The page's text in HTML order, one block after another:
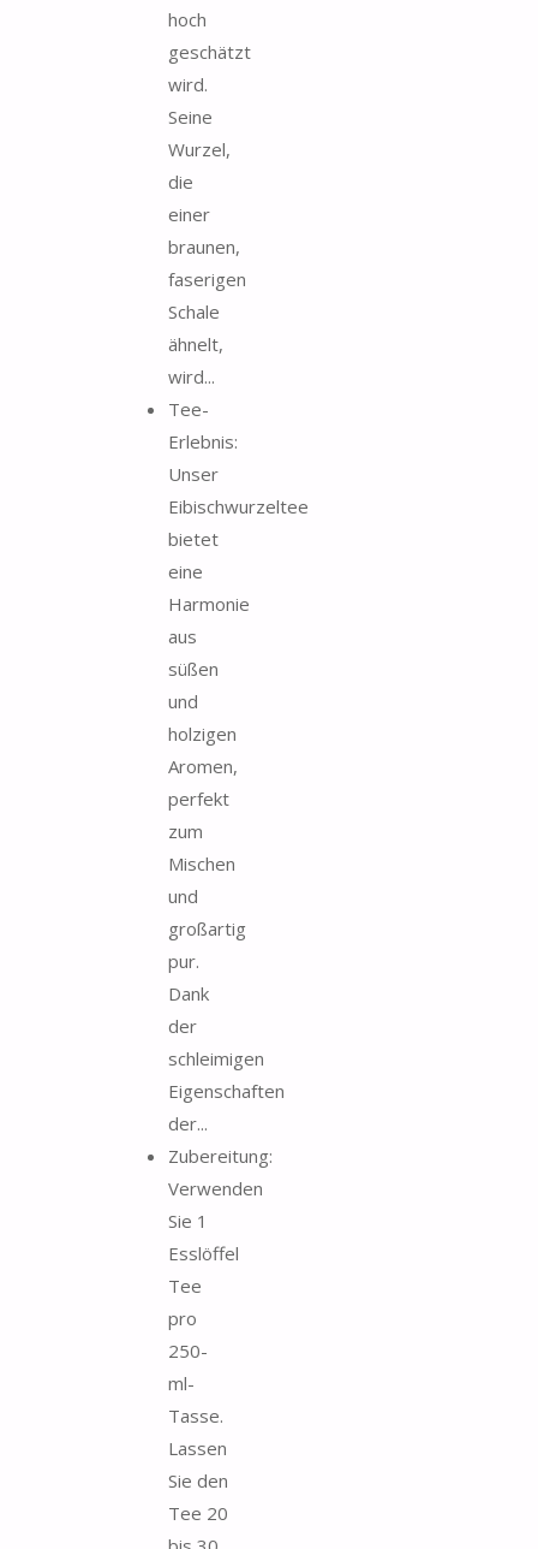
hoch
geschätzt
wird.
Seine
Wurzel,
die
einer
braunen,
faserigen
Schale
ähnelt,
wird...
Tee-
Erlebnis:
Unser
Eibischwurzeltee
bietet
eine
Harmonie
aus
süßen
und
holzigen
Aromen,
perfekt
zum
Mischen
und
großartig
pur.
Dank
der
schleimigen
Eigenschaften
der...
Zubereitung:
Verwenden
Sie 1
Esslöffel
Tee
pro
250-
ml-
Tasse.
Lassen
Sie den
Tee 20